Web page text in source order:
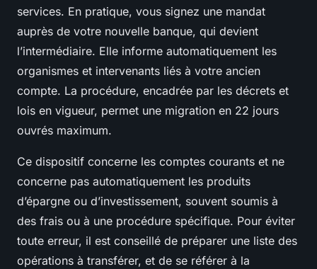
services. En pratique, vous signez une mandat
auprès de votre nouvelle banque, qui devient
l’intermédiaire. Elle informe automatiquement les
organismes et intervenants liés à votre ancien
compte. La procédure, encadrée par les décrets et
lois en vigueur, permet une migration en 22 jours
ouvrés maximum.
Ce dispositif concerne les comptes courants et ne
concerne pas automatiquement les produits
d’épargne ou d’investissement, souvent soumis à
des frais ou à une procédure spécifique. Pour éviter
toute erreur, il est conseillé de préparer une liste des
opérations à transférer, et de se référer à la